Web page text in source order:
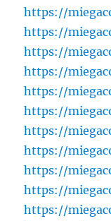
https://
https://
https://
https://
https://
https://
https://
https://
https://
https://
https://